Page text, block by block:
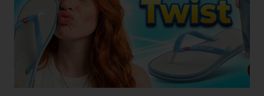
medir com o antigo a diferença irá aparecer também,
portanto não se assustem, chinelo de borracha encolhe
sim! * Fonte:
https://www.facebook.com/stillozcuritiba/posts/5438109
29037645 Logo temos que ter o cuidado de comprar os
chi...